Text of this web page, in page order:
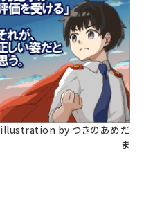
illustration by つきのあめだ
ま